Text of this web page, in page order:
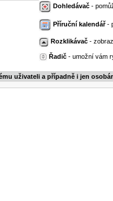
Dohledávač -
Příruční kalendář-
Rozklikávač -
Řadič - umožní vám
uživateli a případně i jen